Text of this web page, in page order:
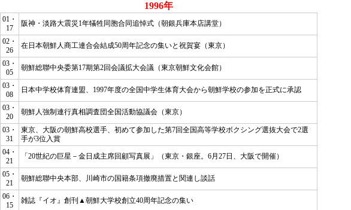
1996年
01・
17
阪神・淡路大震災1年犠牲同胞合同追悼式（朝銀兵庫本店講堂）
02・
26
在日本朝鮮人商工連合会結成50周年記念の集いと祝賀宴（東京）
03・
05
朝鮮総聯中央委第17期第2回会議拡大会議（東京朝鮮文化会館）
03・
08
日本中学校体育連盟、1997年度の全国中学生体育大会から朝鮮学校の参加を正式に承認
03・
20
朝鮮人強制連行真相調査団全国活動協議会（東京）
03・
31
東京、大阪の朝鮮高校選手、初めて参加した第7回全国高等学校ボクシング選抜大会で2選
手が3位入賞
04・
21
「20世紀の巨星－金日成主席回顧写真展」（東京・銀座。6月27日、大阪で開催）
05・
21
朝鮮総聯中央本部、川崎市の国籍条項撤廃措置と関連し談話
06・
15
雑誌『イオ』創刊▲朝鮮大学校創立40周年記念の集い